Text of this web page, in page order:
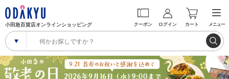
小田急百貨店オンラインショッピング クーポン ログイン カート メニュー